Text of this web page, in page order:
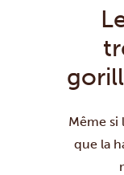
Même si
que la